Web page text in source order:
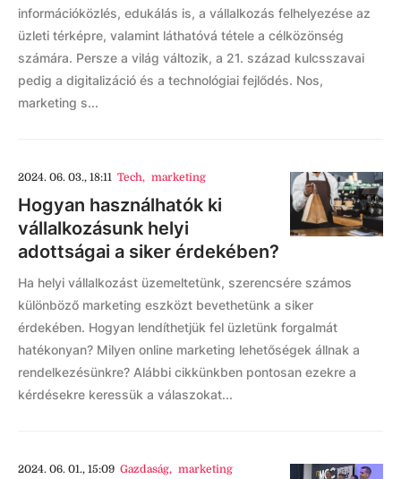
információközlés, edukálás is, a vállalkozás felhelyezése az
üzleti térképre, valamint láthatóvá tétele a célközönség
számára. Persze a világ változik, a 21. század kulcsszavai
pedig a digitalizáció és a technológiai fejlődés. Nos,
marketing s...
2024. 06. 03., 18:11 Tech, marketing
Hogyan használhatók ki
vállalkozásunk helyi
adottságai a siker érdekében?
Ha helyi vállalkozást üzemeltetünk, szerencsére számos
különböző marketing eszközt bevethetünk a siker
érdekében. Hogyan lendíthetjük fel üzletünk forgalmát
hatékonyan? Milyen online marketing lehetőségek állnak a
rendelkezésünkre? Alábbi cikkünkben pontosan ezekre a
kérdésekre keressük a válaszokat...
2024. 06. 01., 15:09 Gazdaság, marketing